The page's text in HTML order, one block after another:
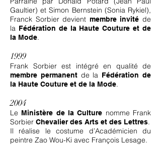
Gaultier) et Simon Bernstein (Sonia Rykiel),
Franck Sorbier devient membre invité de
la Fédération de la Haute Couture et de
la Mode.
1999
Frank Sorbier est intégré en qualité de
membre permanentde la Fédération de
la Haute Couture et de la Mode.
2004
Le Ministère de la Culture nomme Frank
Sorbier Chevalier des Arts et des Lettres.
Il réalise le costume d’Académicien du
peintre Zao Wou-Ki avec François Lesage.